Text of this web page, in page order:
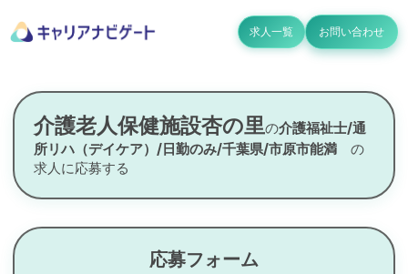
求人一覧 お問い合わせ
介護老人保健施設杏の里の介護福祉士/通
所リハ（デイケア）/日勤のみ/千葉県/市原市能満 の
求人に応募する
応募フォーム